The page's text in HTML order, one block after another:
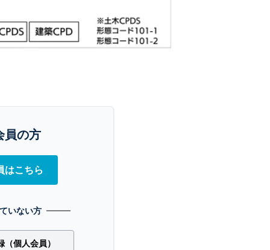
員の方
はこちら
いない方
個人会員）